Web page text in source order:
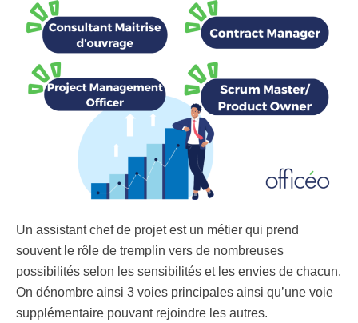
Un assistant chef de projet est un métier qui prend
souvent le rôle de tremplin vers de nombreuses
possibilités selon les sensibilités et les envies de chacun.
On dénombre ainsi 3 voies principales ainsi qu’une voie
supplémentaire pouvant rejoindre les autres.